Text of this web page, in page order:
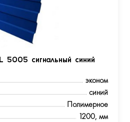
5005 сигнальный синий
эконом
синий
Полимерное
1200, мм